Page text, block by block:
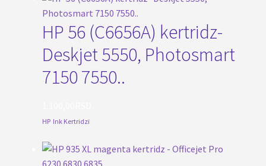
HP 56 (C6656A) kertridz-
Deskjet 5550, Photosmart
7150 7550..
HP, Ink Kertridzi